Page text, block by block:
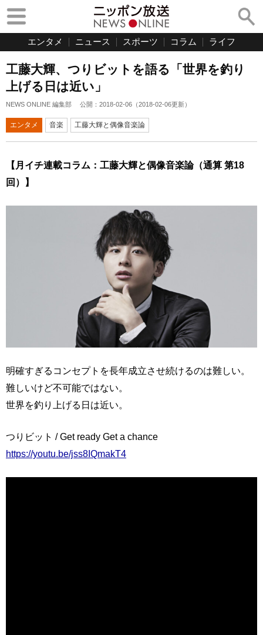
エンタメ ニュース スポーツ コラム ライフ
工藤大輝、つりビットを語る「世界を釣り
上げる日は近い」
NEWS ONLINE 編集部 公開： 2018-02-06 （2018-02-06更新）
エンタメ 音楽 工藤大輝と偶像音楽論
【月イチ連載コラム：工藤大輝と偶像音楽論（通算 第18
回）】
明確すぎるコンセプトを長年成立させ続けるのは難しい。
難しいけど不可能ではない。
世界を釣り上げる日は近い。
つりビット / Get ready Get a chance
https://youtu.be/jss8IQmakT4